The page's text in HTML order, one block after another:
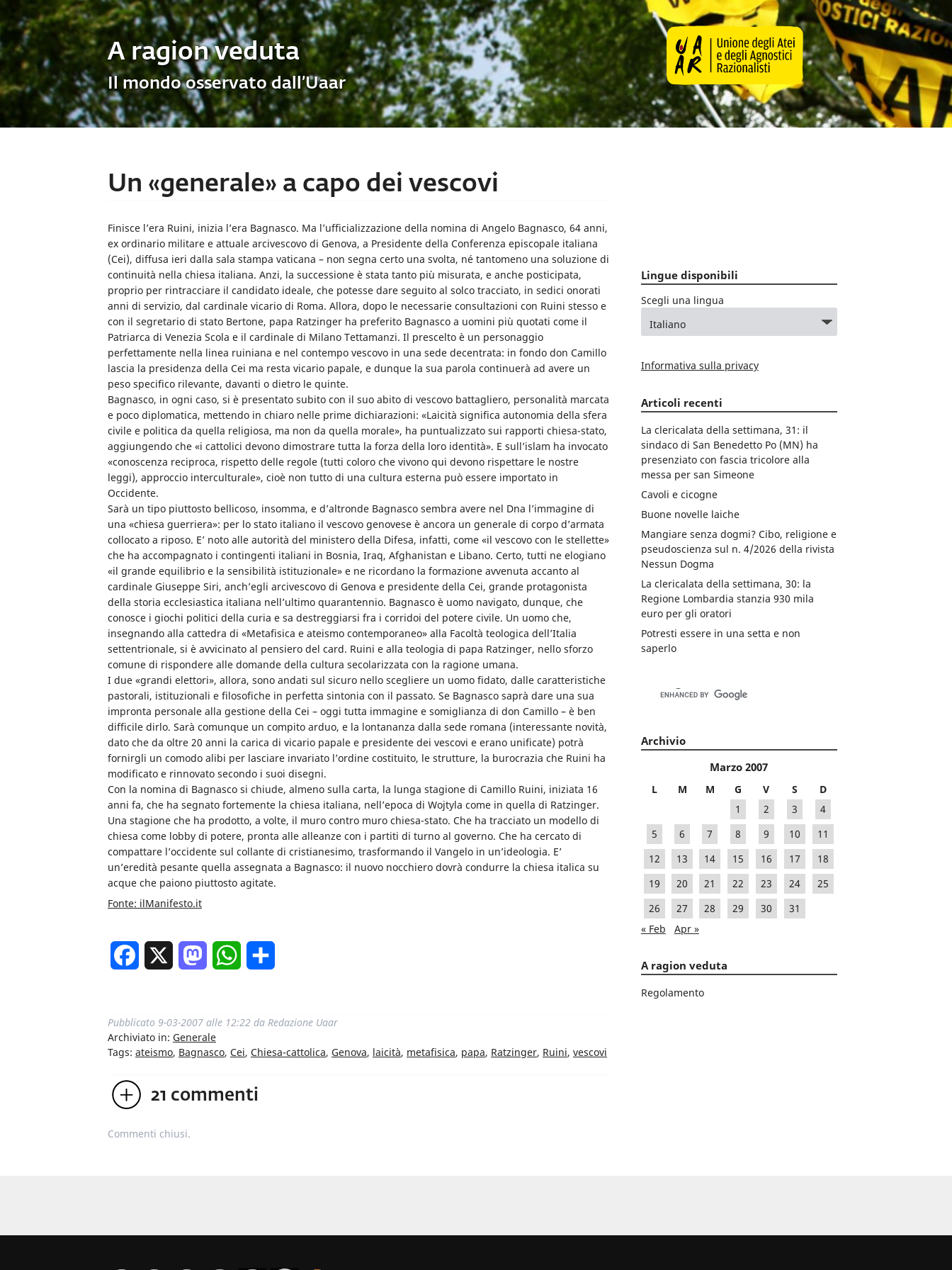
A ragion veduta
Il mondo osservato dall’Uaar
Un «generale» a capo dei vescovi
Finisce l’era Ruini, inizia l’era Bagnasco. Ma l’ufficializzazione della nomina di Angelo Bagnasco, 64 anni,
ex ordinario militare e attuale arcivescovo di Genova, a Presidente della Conferenza episcopale italiana
(Cei), diffusa ieri dalla sala stampa vaticana – non segna certo una svolta, né tantomeno una soluzione di
continuità nella chiesa italiana. Anzi, la successione è stata tanto più misurata, e anche posticipata,
proprio per rintracciare il candidato ideale, che potesse dare seguito al solco tracciato, in sedici onorati
anni di servizio, dal cardinale vicario di Roma. Allora, dopo le necessarie consultazioni con Ruini stesso e
con il segretario di stato Bertone, papa Ratzinger ha preferito Bagnasco a uomini più quotati come il
Patriarca di Venezia Scola e il cardinale di Milano Tettamanzi. Il prescelto è un personaggio
perfettamente nella linea ruiniana e nel contempo vescovo in una sede decentrata: in fondo don Camillo
lascia la presidenza della Cei ma resta vicario papale, e dunque la sua parola continuerà ad avere un
peso specifico rilevante, davanti o dietro le quinte.
Bagnasco, in ogni caso, si è presentato subito con il suo abito di vescovo battagliero, personalità marcata
e poco diplomatica, mettendo in chiaro nelle prime dichiarazioni: «Laicità significa autonomia della sfera
civile e politica da quella religiosa, ma non da quella morale», ha puntualizzato sui rapporti chiesa-stato,
aggiungendo che «i cattolici devono dimostrare tutta la forza della loro identità». E sull’islam ha invocato
«conoscenza reciproca, rispetto delle regole (tutti coloro che vivono qui devono rispettare le nostre
leggi), approccio interculturale», cioè non tutto di una cultura esterna può essere importato in
Occidente.
Sarà un tipo piuttosto bellicoso, insomma, e d’altronde Bagnasco sembra avere nel Dna l’immagine di
una «chiesa guerriera»: per lo stato italiano il vescovo genovese è ancora un generale di corpo d’armata
collocato a riposo. E’ noto alle autorità del ministero della Difesa, infatti, come «il vescovo con le stellette»
che ha accompagnato i contingenti italiani in Bosnia, Iraq, Afghanistan e Libano. Certo, tutti ne elogiano
«il grande equilibrio e la sensibilità istituzionale» e ne ricordano la formazione avvenuta accanto al
cardinale Giuseppe Siri, anch’egli arcivescovo di Genova e presidente della Cei, grande protagonista
della storia ecclesiastica italiana nell’ultimo quarantennio. Bagnasco è uomo navigato, dunque, che
conosce i giochi politici della curia e sa destreggiarsi fra i corridoi del potere civile. Un uomo che,
insegnando alla cattedra di «Metafisica e ateismo contemporaneo» alla Facoltà teologica dell’Italia
settentrionale, si è avvicinato al pensiero del card. Ruini e alla teologia di papa Ratzinger, nello sforzo
comune di rispondere alle domande della cultura secolarizzata con la ragione umana.
I due «grandi elettori», allora, sono andati sul sicuro nello scegliere un uomo fidato, dalle caratteristiche
pastorali, istituzionali e filosofiche in perfetta sintonia con il passato. Se Bagnasco saprà dare una sua
impronta personale alla gestione della Cei – oggi tutta immagine e somiglianza di don Camillo – è ben
difficile dirlo. Sarà comunque un compito arduo, e la lontananza dalla sede romana (interessante novità,
dato che da oltre 20 anni la carica di vicario papale e presidente dei vescovi e erano unificate) potrà
fornirgli un comodo alibi per lasciare invariato l’ordine costituito, le strutture, la burocrazia che Ruini ha
modificato e rinnovato secondo i suoi disegni.
Con la nomina di Bagnasco si chiude, almeno sulla carta, la lunga stagione di Camillo Ruini, iniziata 16
anni fa, che ha segnato fortemente la chiesa italiana, nell’epoca di Wojtyla come in quella di Ratzinger.
Una stagione che ha prodotto, a volte, il muro contro muro chiesa-stato. Che ha tracciato un modello di
chiesa come lobby di potere, pronta alle alleanze con i partiti di turno al governo. Che ha cercato di
compattare l’occidente sul collante di cristianesimo, trasformando il Vangelo in un’ideologia. E’
un’eredità pesante quella assegnata a Bagnasco: il nuovo nocchiero dovrà condurre la chiesa italica su
acque che paiono piuttosto agitate.
Fonte: ilManifesto.it
Facebook MastodonWhatsApp
Pubblicato 9-03-2007 alle 12:22 da Redazione Uaar
Archiviato in: Generale
Tags: ateismo, Bagnasco, Cei, Chiesa-cattolica, Genova, laicità, metafisica, papa, Ratzinger, Ruini, vescovi
21 commenti
Commenti chiusi.
Lingue disponibili
Scegli una lingua
Informativa sulla privacy
Articoli recenti
La clericalata della settimana, 31: il
sindaco di San Benedetto Po (MN) ha
presenziato con fascia tricolore alla
messa per san Simeone
Cavoli e cicogne
Buone novelle laiche
Mangiare senza dogmi? Cibo, religione e
pseudoscienza sul n. 4/2026 della rivista
Nessun Dogma
La clericalata della settimana, 30: la
Regione Lombardia stanzia 930 mila
euro per gli oratori
Potresti essere in una setta e non
saperlo
Archivio
Marzo 2007
L M M G V S
D
1
2 3
4
5
6 7 8 9 10
11
12
13 14 15 16 17
18
19
20 21 22 23 24
25
26
27 28 29 30
31
« Feb
Apr »
A ragion veduta
Regolamento